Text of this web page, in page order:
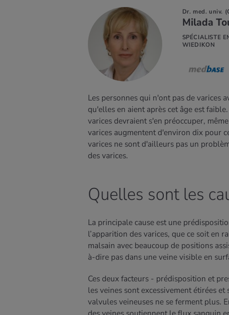
Dr. med. univ.
Milada
SPÉCIALISTE
WIEDIKON
Les personnes qui n'ont pas de varices
qu'elles en aient après cet âge est
varices devraient s'en préoccuper,
varices augmentent d'environ dix pour
varices ne sont d'ailleurs pas un
des varices.
Quelles sont les
La principale cause est une
l’apparition des varices, que ce soit en
malsain avec beaucoup de positions
à-dire pas dans une veine visible en
Ces deux facteurs - prédisposition et
les veines sont excessivement étirées
valvules veineuses ne se ferment plus.